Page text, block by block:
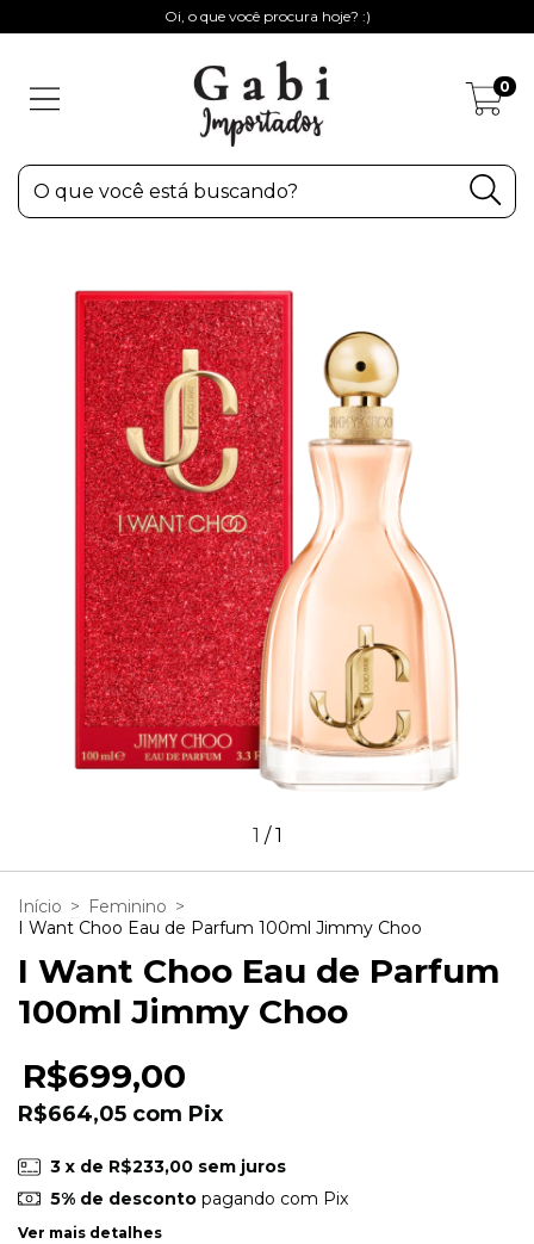
Oi, o que você procura hoje? :)
0
1 /1
Início > Feminino >
I Want Choo Eau de Parfum 100ml Jimmy Choo
I Want Choo Eau de Parfum
100ml Jimmy Choo
R$699,00
R$664,05 com Pix
3 x de R$233,00 sem juros
5% de descontopagando com Pix
Ver mais detalhes